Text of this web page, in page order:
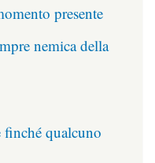
presente
nemica della
qualcuno